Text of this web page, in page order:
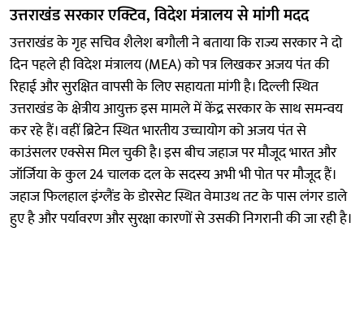
उत्तराखंड सरकार एक्टिव, विदेश मंत्रालय से मांगी मदद
उत्तराखंड के गृह सचिव शैलेश बगौली ने बताया कि राज्य सरकार ने दो
दिन पहले ही विदेश मंत्रालय (MEA) को पत्र लिखकर अजय पंत की
रिहाई और सुरक्षित वापसी के लिए सहायता मांगी है। दिल्ली स्थित
उत्तराखंड के क्षेत्रीय आयुक्त इस मामले में केंद्र सरकार के साथ समन्वय
कर रहे हैं। वहीं ब्रिटेन स्थित भारतीय उच्चायोग को अजय पंत से
काउंसलर एक्सेस मिल चुकी है। इस बीच जहाज पर मौजूद भारत और
जॉर्जिया के कुल 24 चालक दल के सदस्य अभी भी पोत पर मौजूद हैं।
जहाज फिलहाल इंग्लैंड के डोरसेट स्थित वेमाउथ तट के पास लंगर डाले
हुए है और पर्यावरण और सुरक्षा कारणों से उसकी निगरानी की जा रही है।